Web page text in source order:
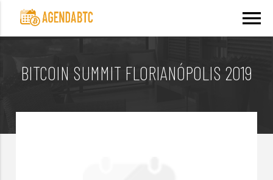
menu
BITCOIN SUMMIT FLORIANÓPOLIS 2019